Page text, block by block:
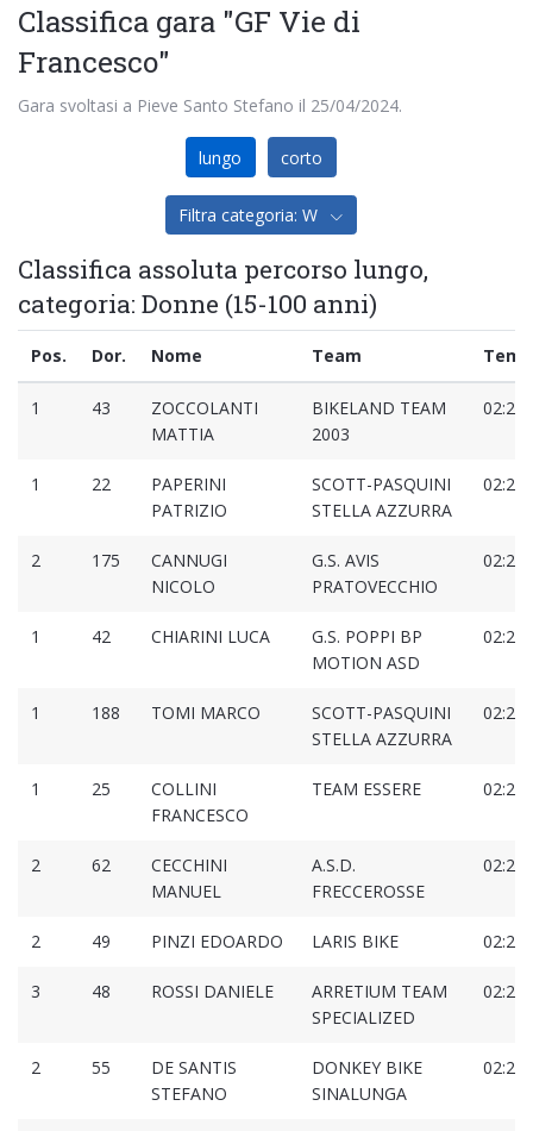
Classifica gara "GF Vie di
Francesco"
Gara svoltasi a Pieve Santo Stefano il 25/04/2024.
lungo corto
Filtra categoria: W
Classifica assoluta percorso lungo,
categoria: Donne (15-100 anni)
Pos. Dor. Nome Team
1 43
ZOCCOLANTI
MATTIA
BIKELAND TEAM
2003
1 22
PAPERINI
PATRIZIO
SCOTT-PASQUINI
STELLA AZZURRA
2 175
CANNUGI
NICOLO
G.S. AVIS
PRATOVECCHIO
1 42 CHIARINI LUCA
G.S. POPPI BP
MOTION ASD
1 188 TOMI MARCO
SCOTT-PASQUINI
STELLA AZZURRA
1 25
COLLINI
FRANCESCO
TEAM ESSERE
2 62
CECCHINI
MANUEL
A.S.D.
FRECCEROSSE
2 49 PINZI EDOARDO LARIS BIKE
3 48 ROSSI DANIELE
ARRETIUM TEAM
SPECIALIZED
2 55
DE SANTIS
STEFANO
DONKEY BIKE
SINALUNGA